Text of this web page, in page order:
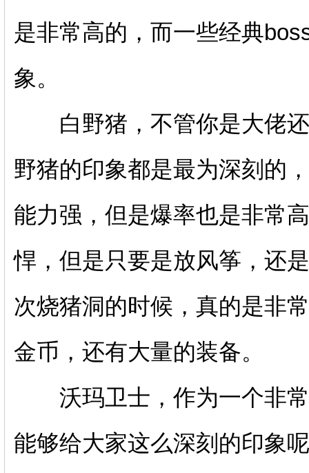
是非常高的，而一些经典
象。
白野猪，不管你是大佬还
野猪的印象都是最为深刻的
能力强，但是爆率也是非常
悍，但是只要是放风筝，还
次烧猪洞的时候，真的是非
金币，还有大量的装备。
沃玛卫士，作为一个非常
能够给大家这么深刻的印象